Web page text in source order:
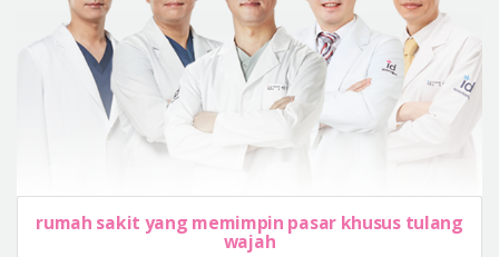
rumah sakit yang memimpin pasar khusus tulang
wajah